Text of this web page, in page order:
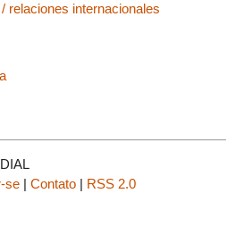
relaciones internacionales
se | Contato | RSS 2.0